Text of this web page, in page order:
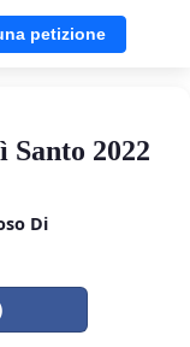
petizione
Santo 2022
Di